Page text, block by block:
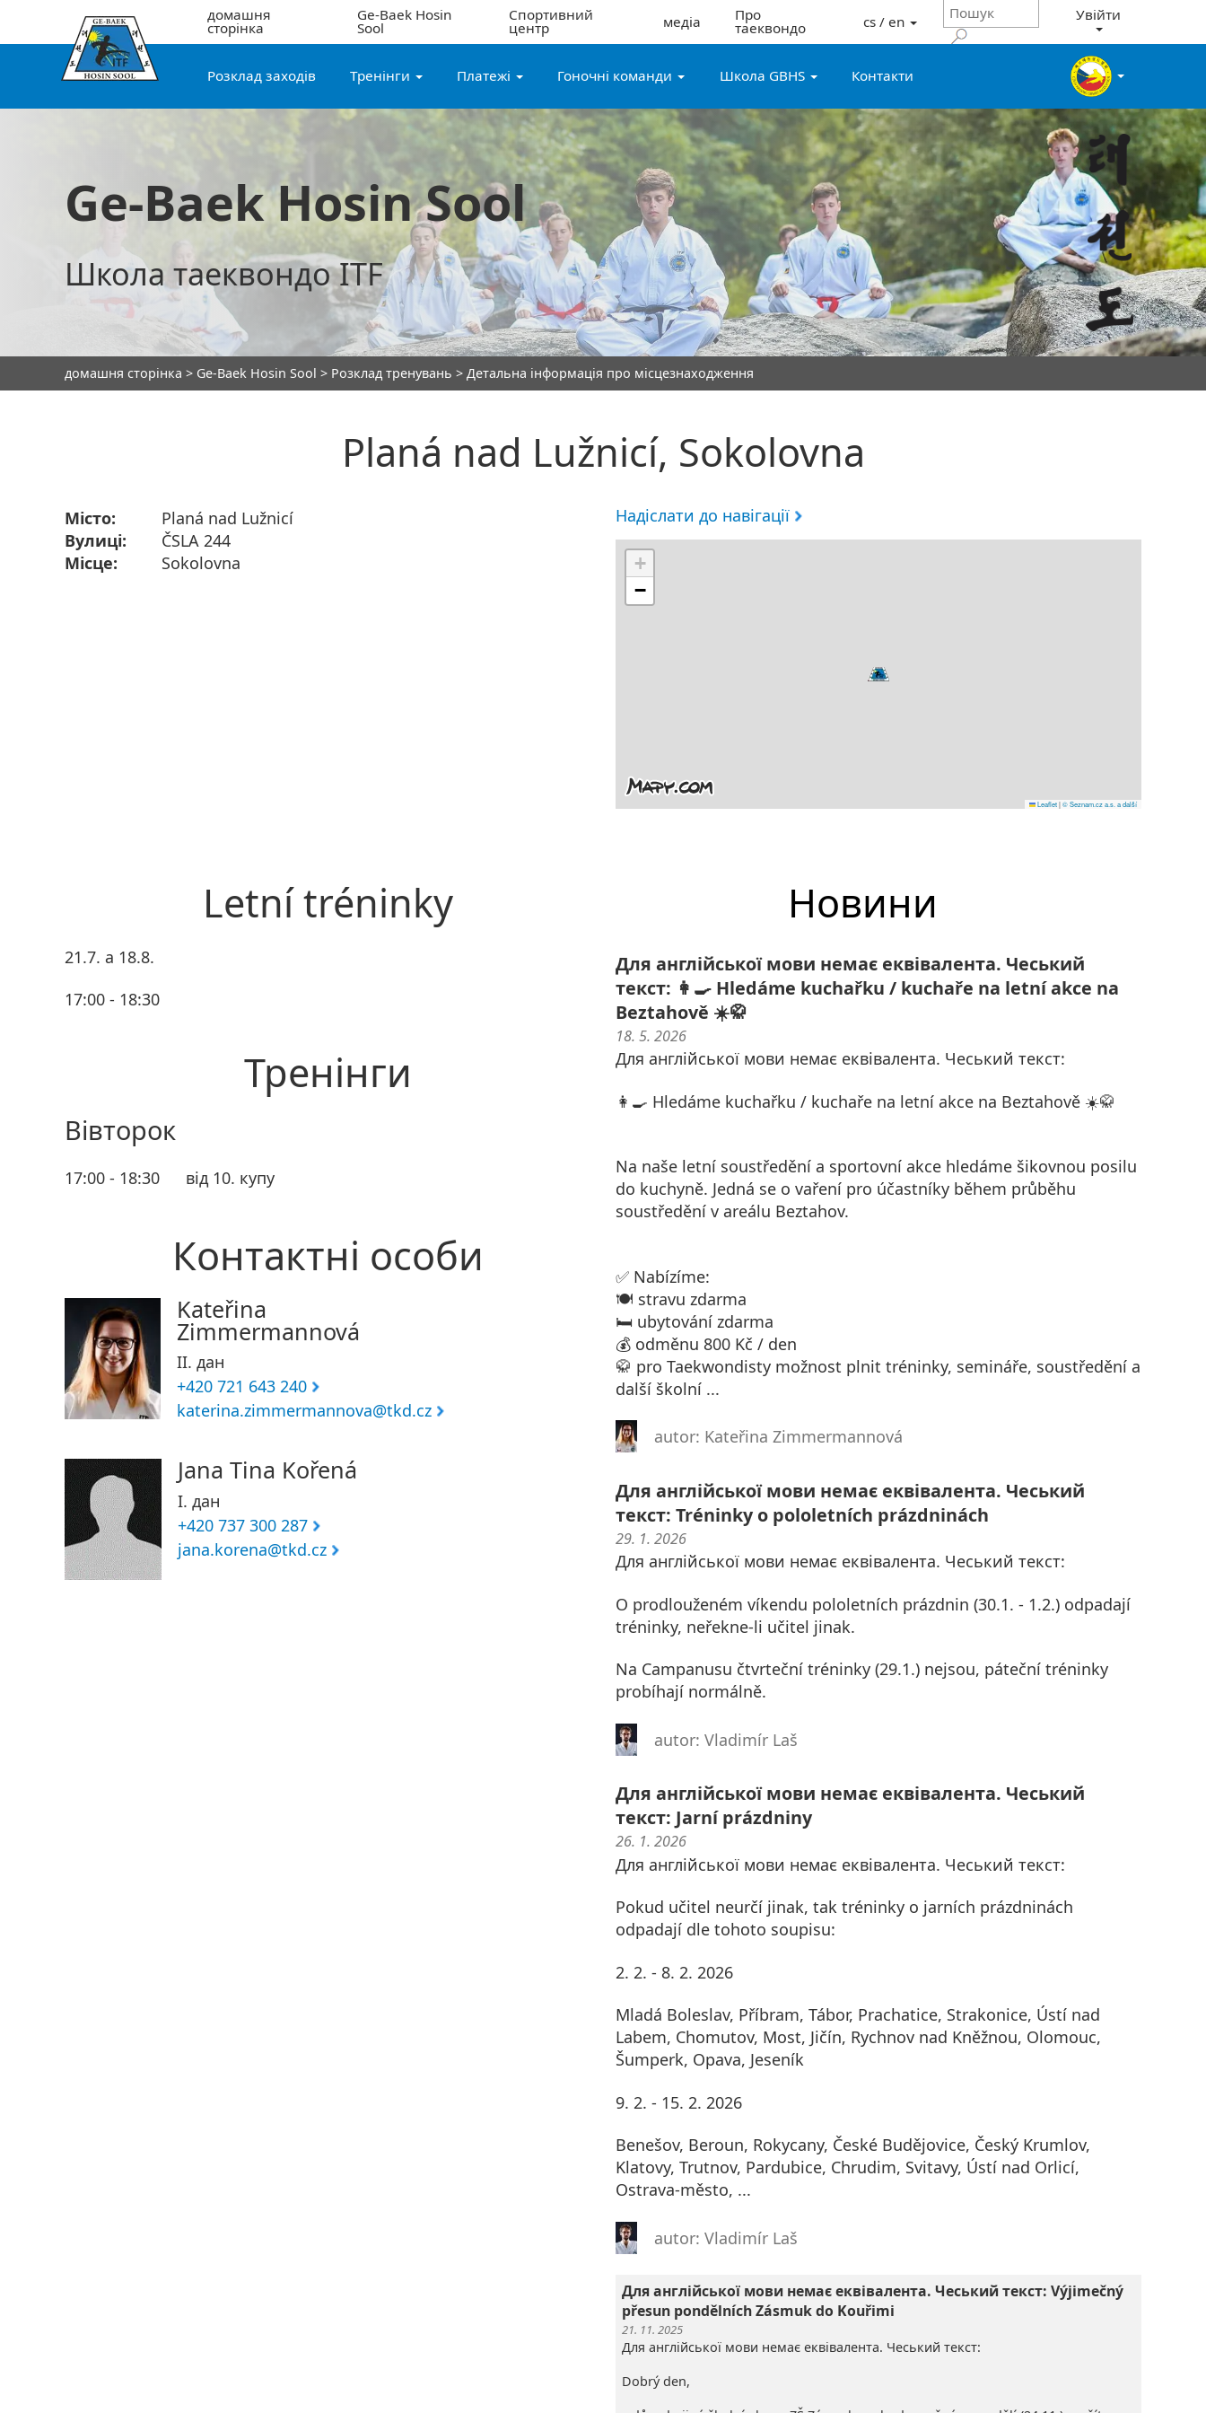
домашня
сторінка
Ge-Baek Hosin
Sool
Спортивний
центр медіа Про
таеквондо cs / en Увійти
Розклад заходів Тренінги Платежі Гоночні команди Школа GBHS Контакти
Ge-Baek Hosin Sool
Школа таеквондо ITF
домашня сторінка > Ge-Baek Hosin Sool > Розклад тренувань > Детальна інформація про місцезнаходження
Planá nad Lužnicí, Sokolovna
Місто:
Planá nad Lužnicí
Вулиці:
ČSLA 244
Місце:
Sokolovna
Надіслати до навігації
+
−
Leaflet|© Seznam.cz a.s. a další
Letní tréninky
21.7. a 18.8.
17:00 - 18:30
Тренінги
Вівторок
17:00 - 18:30 від 10. купу
Контактні особи
Kateřina
Zimmermannová
II. дан
+420 721 643 240
katerina.zimmermannova@tkd.cz
Jana Tina Kořená
I. дан
+420 737 300 287
jana.korena@tkd.cz
Новини
Для англійської мови немає еквівалента. Чеський
текст: 👩‍🍳 Hledáme kuchařku / kuchaře na letní akce na
Beztahově ☀️🥋
18. 5. 2026
Для англійської мови немає еквівалента. Чеський текст:
👩‍🍳 Hledáme kuchařku / kuchaře na letní akce na Beztahově ☀️🥋
Na naše letní soustředění a sportovní akce hledáme šikovnou posilu
do kuchyně. Jedná se o vaření pro účastníky během průběhu
soustředění v areálu Beztahov.
✅ Nabízíme:
🍽️ stravu zdarma
🛏️ ubytování zdarma
💰 odměnu 800 Kč / den
🥋 pro Taekwondisty možnost plnit tréninky, semináře, soustředění a
další školní ...
autor: Kateřina Zimmermannová
Для англійської мови немає еквівалента. Чеський
текст: Tréninky o pololetních prázdninách
29. 1. 2026
Для англійської мови немає еквівалента. Чеський текст:
O prodlouženém víkendu pololetních prázdnin (30.1. - 1.2.) odpadají
tréninky, neřekne-li učitel jinak.
Na Campanusu čtvrteční tréninky (29.1.) nejsou, páteční tréninky
probíhají normálně.
autor: Vladimír Laš
Для англійської мови немає еквівалента. Чеський
текст: Jarní prázdniny
26. 1. 2026
Для англійської мови немає еквівалента. Чеський текст:
Pokud učitel neurčí jinak, tak tréninky o jarních prázdninách
odpadají dle tohoto soupisu:
2. 2. - 8. 2. 2026
Mladá Boleslav, Příbram, Tábor, Prachatice, Strakonice, Ústí nad
Labem, Chomutov, Most, Jičín, Rychnov nad Kněžnou, Olomouc,
Šumperk, Opava, Jeseník
9. 2. - 15. 2. 2026
Benešov, Beroun, Rokycany, České Budějovice, Český Krumlov,
Klatovy, Trutnov, Pardubice, Chrudim, Svitavy, Ústí nad Orlicí,
Ostrava-město, ...
autor: Vladimír Laš
Для англійської мови немає еквівалента. Чеський текст: Výjimečný
přesun pondělních Zásmuk do Kouřimi
21. 11. 2025
Для англійської мови немає еквівалента. Чеський текст:
Dobrý den,